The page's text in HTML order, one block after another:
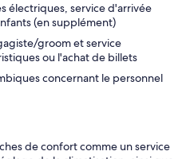
électriques, service d'arrivée
(en supplément)
groom et service
ou l'achat de billets
concernant le personnel
de confort comme un service